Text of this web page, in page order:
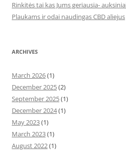
Rinkitės tai kas Jums geriausia-
Plaukams ir odai naudingas CBD aliejus
ARCHIVES
March 2026(1)
December 2025(2)
September 2025(1)
December 2024(1)
May 2023(1)
March 2023(1)
August 2022(1)